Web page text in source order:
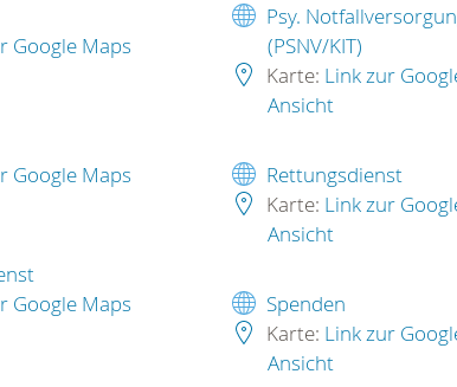
Google Maps
Google Maps
Google Maps
Psy.
(PSNV/KIT)
Karte: Link zur
Ansicht
Rettungsdienst
Karte: Link zur
Ansicht
Spenden
Karte: Link zur
Ansicht